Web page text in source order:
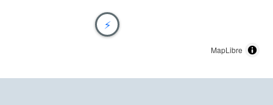
⚡
MapLibre